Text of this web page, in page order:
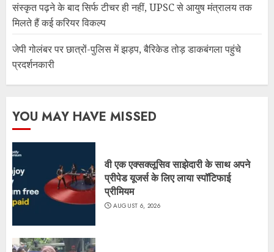
संस्कृत पढ़ने के बाद सिर्फ टीचर ही नहीं, UPSC से आयुष मंत्रालय तक
मिलते हैं कई करियर विकल्प
जेपी गोलंबर पर छात्रों-पुलिस में झड़प, बैरिकेड तोड़ डाकबंगला पहुंचे
प्रदर्शनकारी
YOU MAY HAVE MISSED
वी एक एक्सक्लूसिव साझेदारी के साथ अपने
प्रीपेड यूजर्स के लिए लाया स्पॉटिफाई
प्रीमियम
AUGUST 6, 2026